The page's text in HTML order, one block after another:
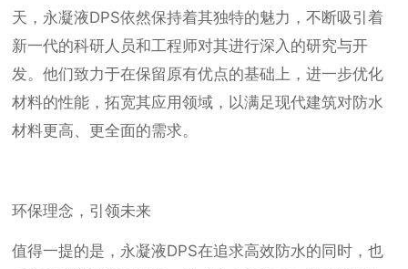
天，永凝液DPS依然保持着其独特的魅力，不断吸引着
新一代的科研人员和工程师对其进行深入的研究与开
发。他们致力于在保留原有优点的基础上，进一步优化
材料的性能，拓宽其应用领域，以满足现代建筑对防水
材料更高、更全面的需求。
环保理念，引领未来
值得一提的是，永凝液DPS在追求高效防水的同时，也